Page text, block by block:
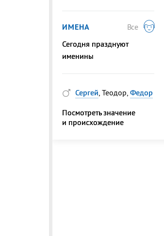
ИМЕНА
Все
Сегодня празднуют
именины
Сергей, Теодор, Федор
Посмотреть значение
и происхождение